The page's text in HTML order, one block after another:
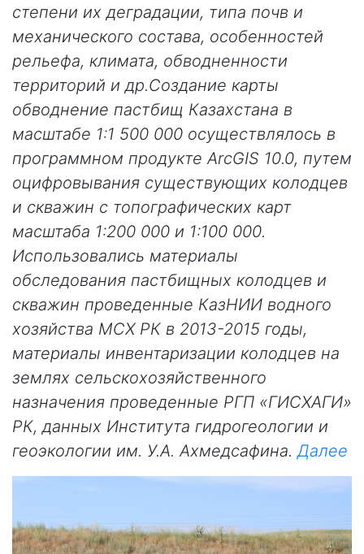
степени их деградации, типа почв и
механического состава, особенностей
рельефа, климата, обводненности
территорий и др.Создание карты
обводнение пастбищ Казахстана в
масштабе 1:1 500 000 осуществлялось в
программном продукте ArcGIS 10.0, путем
оцифровывания существующих колодцев
и скважин с топографических карт
масштаба 1:200 000 и 1:100 000.
Использовались материалы
обследования пастбищных колодцев и
скважин проведенные КазНИИ водного
хозяйства МСХ РК в 2013-2015 годы,
материалы инвентаризации колодцев на
землях сельскохозяйственного
назначения проведенные РГП «ГИСХАГИ»
РК, данных Института гидрогеологии и
геоэкологии им. У.А. Ахмедсафина.Далее